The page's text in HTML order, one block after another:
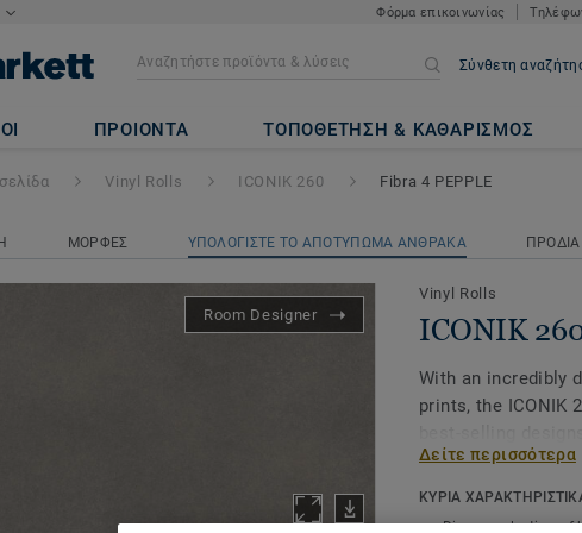
Φόρμα επικοινωνίας
Σύνθετη
ΠΡΟΙΟΝΤΑ ΤΟΠΟΘΕΤΗΣΗ & ΚΑΘΑΡΙΣΜΟΣ
260 - Fibra 4 PEPPLE
Vinyl Rolls ICONIK 260 Fibra 4 PEPPLE
ΜΟΡΦΕΣ ΥΠΟΛΟΓΙΣΤΕ ΤΟ ΑΠΟΤΥΠΩΜΑ ΑΝΘΡΑΚΑ
Room Designer
Vinyl Rolls
ICONIK
With an incredibly
prints, the ICONIK
Δείτε περισσότερα
ΚΥΡΙΑ
Diverse selection of